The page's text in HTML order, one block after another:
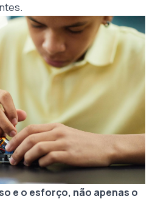
e o esforço, não apenas o